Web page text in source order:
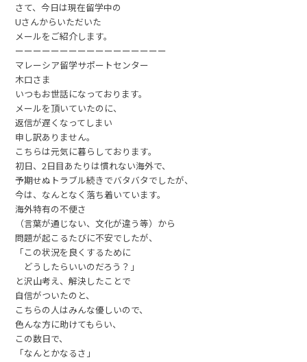
さて、今日は現在留学中の
Uさんからいただいた
メールをご紹介します。
ーーーーーーーーーーーーーーーーー
マレーシア留学サポートセンター
木口さま
いつもお世話になっております。
メールを頂いていたのに、
返信が遅くなってしまい
申し訳ありません。
こちらは元気に暮らしております。
初日、2日目あたりは慣れない海外で、
予期せぬトラブル続きでバタバタでしたが、
今は、なんとなく落ち着いています。
海外特有の不便さ
（言葉が通じない、文化が違う等）から
問題が起こるたびに不安でしたが、
「この状況を良くするために
どうしたらいいのだろう？」
と沢山考え、解決したことで
自信がついたのと、
こちらの人はみんな優しいので、
色んな方に助けてもらい、
この数日で、
「なんとかなるさ」